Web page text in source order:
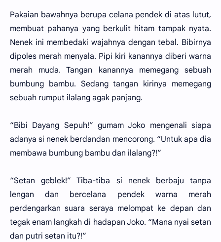
Pakaian bawahnya berupa celana pendek di atas lutut,
membuat pahanya yang berkulit hitam tampak nyata.
Nenek ini membedaki wajahnya dengan tebal. Bibirnya
dipoles merah menyala. Pipi kiri kanannya diberi warna
merah muda. Tangan kanannya memegang sebuah
bumbung bambu. Sedang tangan kirinya memegang
sebuah rumput ilalang agak panjang.
“Bibi Dayang Sepuh!” gumam Joko mengenali siapa
adanya si nenek berdandan mencorong. “Untuk apa dia
membawa bumbung bambu dan ilalang?!”
“Setan geblek!” Tiba-tiba si nenek berbaju tanpa
lengan dan bercelana pendek warna merah
perdengarkan suara seraya melompat ke depan dan
tegak enam langkah di hadapan Joko. “Mana nyai setan
dan putri setan itu?!”